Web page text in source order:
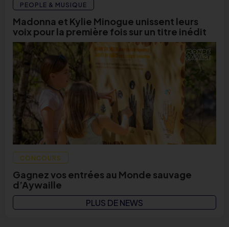
PEOPLE & MUSIQUE
Madonna et Kylie Minogue unissent leurs
voix pour la première fois sur un titre inédit
CONCOURS
Gagnez vos entrées au Monde sauvage
d’Aywaille
PLUS DE NEWS